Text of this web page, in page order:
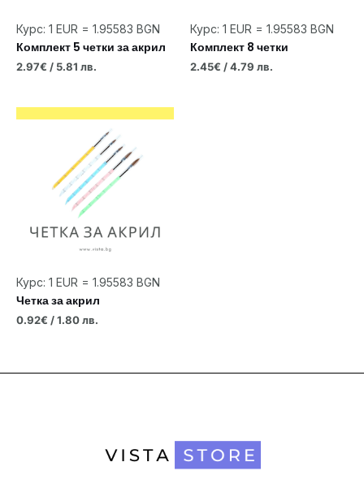
Курс: 1 EUR = 1.95583 BGN
Комплект 5 четки за акрил
2.97€ / 5.81 лв.
Курс: 1 EUR = 1.95583 BGN
Комплект 8 четки
2.45€ / 4.79 лв.
Курс: 1 EUR = 1.95583 BGN
Четка за акрил
0.92€ / 1.80 лв.